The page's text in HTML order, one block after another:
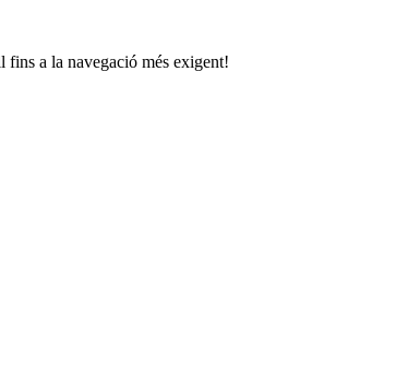
fins a la navegació més exigent!